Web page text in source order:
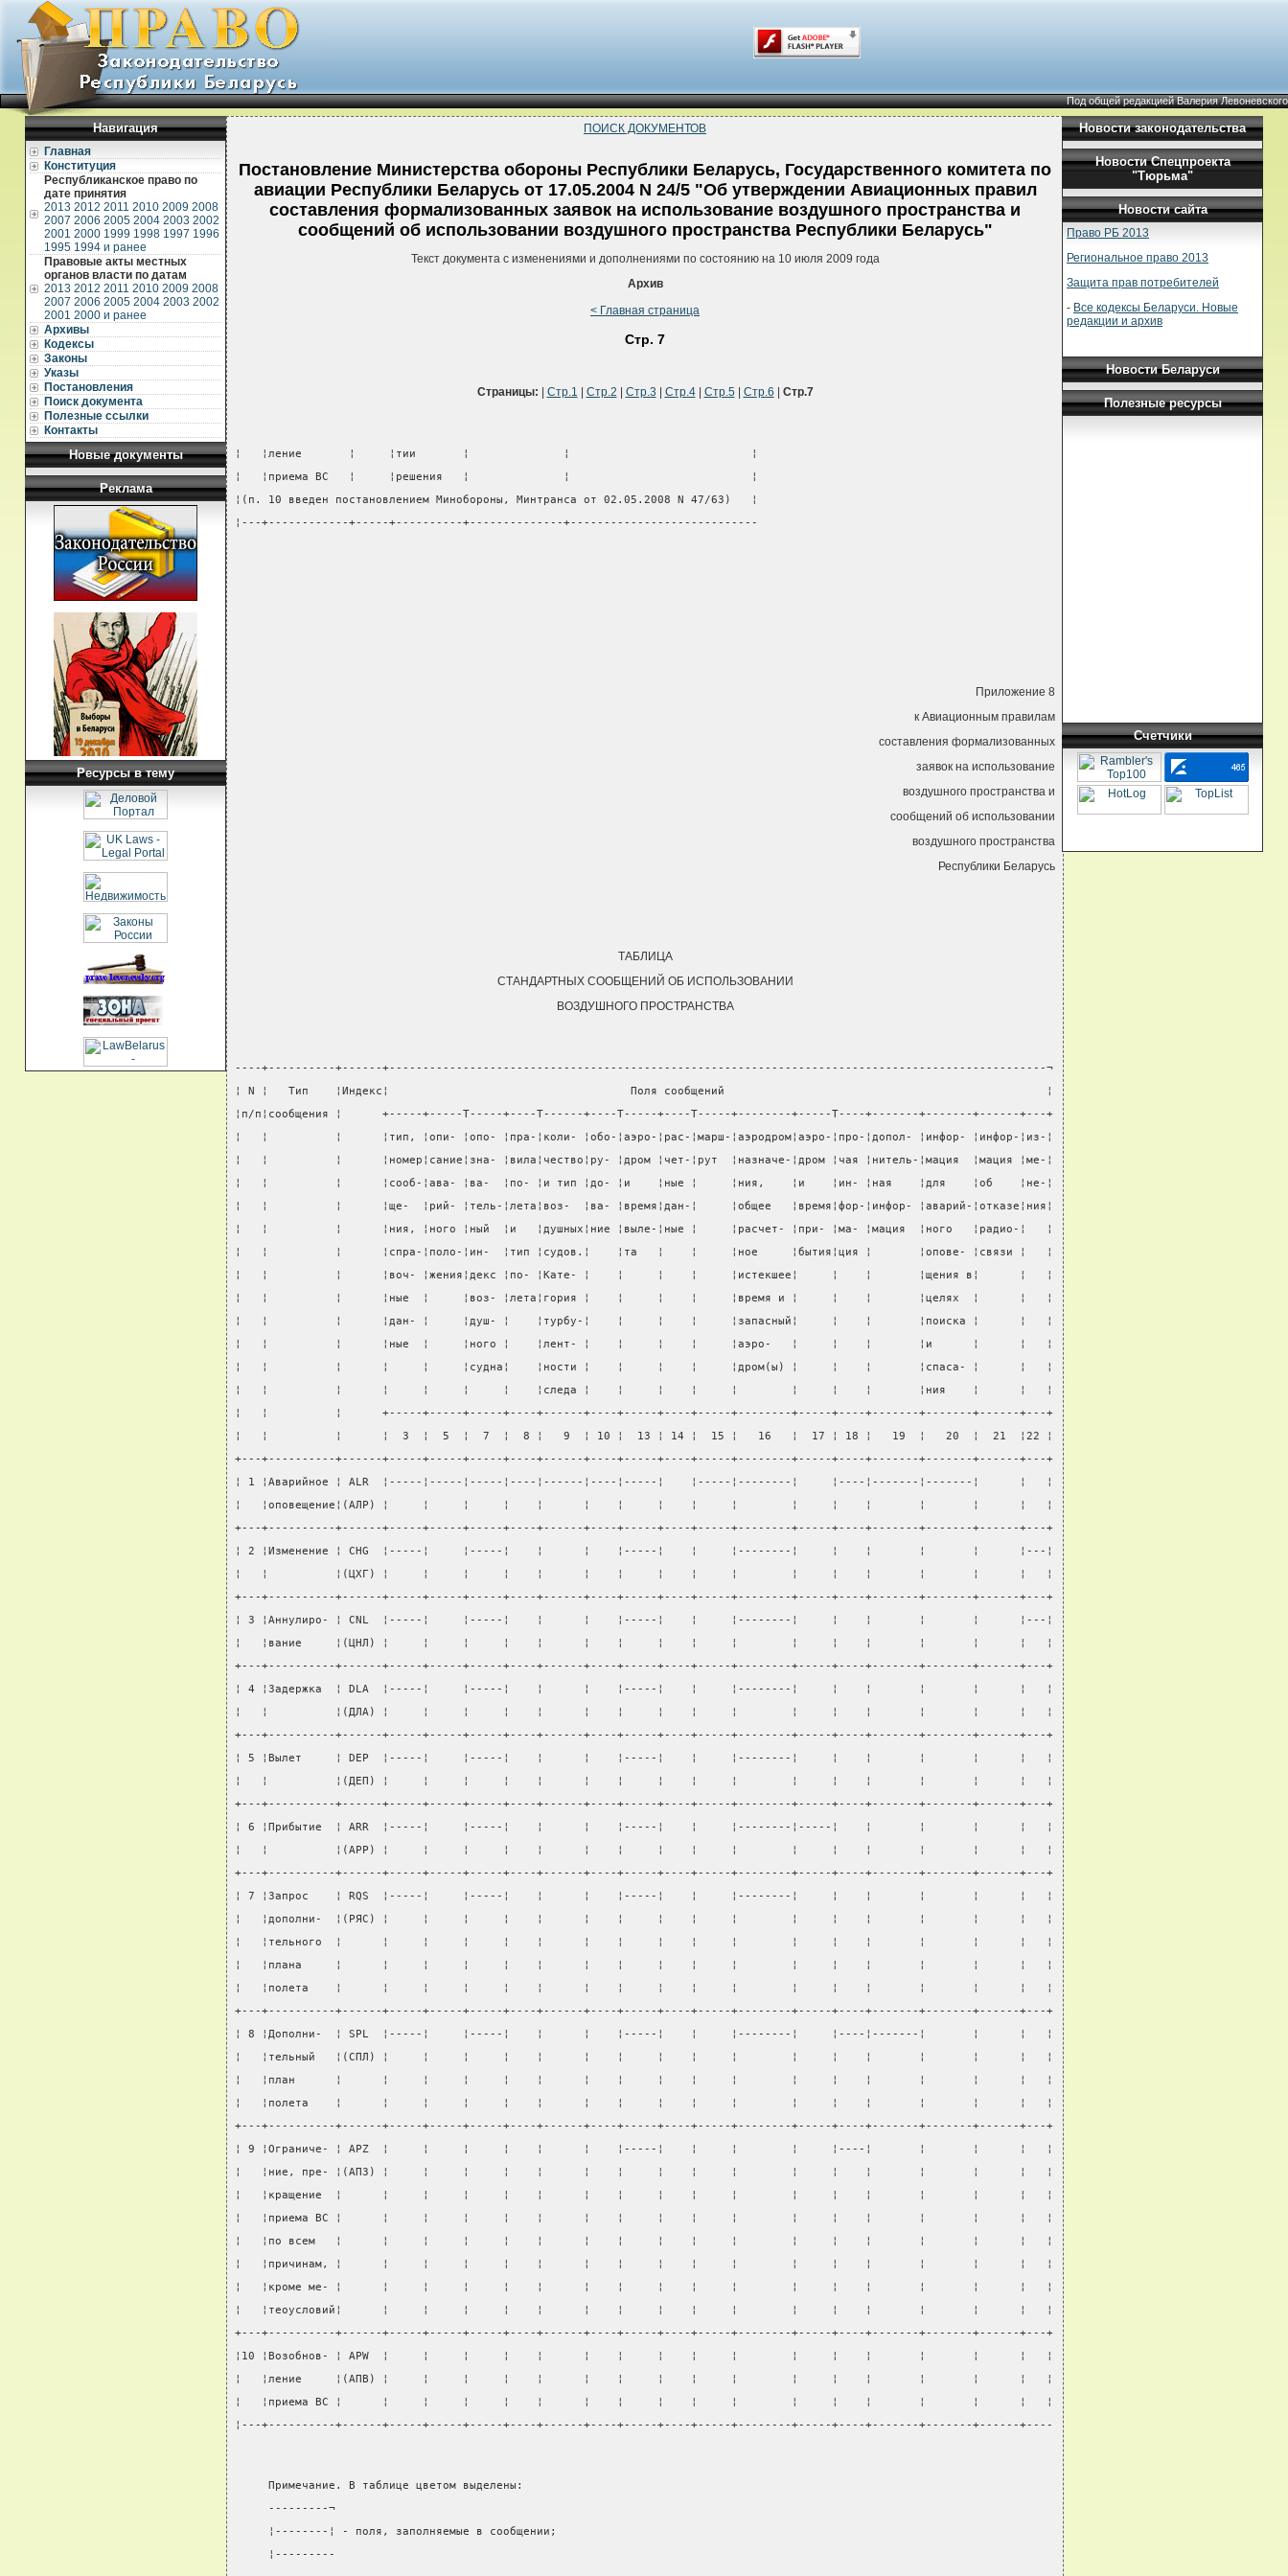
Под общей редакцией Валерия Левоневского
Навигация
Главная
Конституция
Республиканское право по
дате принятия
2013 2012 2011 2010 2009 2008
2007 2006 2005 2004 2003 2002
2001 2000 1999 1998 1997 1996
1995 1994 и ранее
Правовые акты местных
органов власти по датам
2013 2012 2011 2010 2009 2008
2007 2006 2005 2004 2003 2002
2001 2000 и ранее
Архивы
Кодексы
Законы
Указы
Постановления
Поиск документа
Полезные ссылки
Контакты
Новые документы
Реклама
Ресурсы в тему
ПОИСК ДОКУМЕНТОВ
Постановление Министерства обороны Республики Беларусь, Государственного комитета по
авиации Республики Беларусь от 17.05.2004 N 24/5 "Об утверждении Авиационных правил
составления формализованных заявок на использование воздушного пространства и
сообщений об использовании воздушного пространства Республики Беларусь"
Текст документа с изменениями и дополнениями по состоянию на 10 июля 2009 года
Архив
< Главная страница
Стр. 7
Страницы: Стр.1 Стр.2 Стр.3 Стр.4| Стр.5| Стр.6 Стр.7
¦   ¦ление       ¦     ¦тии       ¦              ¦                           ¦
¦   ¦приема ВС   ¦     ¦решения   ¦              ¦                           ¦
¦(п. 10 введен постановлением Минобороны, Минтранса от 02.05.2008 N 47/63)   ¦
¦---+------------+-----+----------+--------------+----------------------------
Приложение 8
к Авиационным правилам
составления формализованных
заявок на использование
воздушного пространства и
сообщений об использовании
воздушного пространства
Республики Беларусь
ТАБЛИЦА
СТАНДАРТНЫХ СООБЩЕНИЙ ОБ ИСПОЛЬЗОВАНИИ
ВОЗДУШНОГО ПРОСТРАНСТВА
----+----------+------+--------------------------------------------------------------------------------------------------¬
¦ N ¦   Тип    ¦Индекс¦                                    Поля сообщений                                                ¦
¦п/п¦сообщения ¦      +-----+-----T-----+----T------+----T-----+----T-----+--------+-----T----+-------+-------+------+---+
¦   ¦          ¦      ¦тип, ¦опи- ¦опо- ¦пра-¦коли- ¦обо-¦аэро-¦рас-¦марш-¦аэродром¦аэро-¦про-¦допол- ¦инфор- ¦инфор-¦из-¦
¦   ¦          ¦      ¦номер¦сание¦зна- ¦вила¦чество¦ру- ¦дром ¦чет-¦рут  ¦назначе-¦дром ¦чая ¦нитель-¦мация  ¦мация ¦ме-¦
¦   ¦          ¦      ¦сооб-¦ава- ¦ва-  ¦по- ¦и тип ¦до- ¦и    ¦ные ¦     ¦ния,    ¦и    ¦ин- ¦ная    ¦для    ¦об    ¦не-¦
¦   ¦          ¦      ¦ще-  ¦рий- ¦тель-¦лета¦воз-  ¦ва- ¦время¦дан-¦     ¦общее   ¦время¦фор-¦инфор- ¦аварий-¦отказе¦ния¦
¦   ¦          ¦      ¦ния, ¦ного ¦ный  ¦и   ¦душных¦ние ¦выле-¦ные ¦     ¦расчет- ¦при- ¦ма- ¦мация  ¦ного   ¦радио-¦   ¦
¦   ¦          ¦      ¦спра-¦поло-¦ин-  ¦тип ¦судов.¦    ¦та   ¦    ¦     ¦ное     ¦бытия¦ция ¦       ¦опове- ¦связи ¦   ¦
¦   ¦          ¦      ¦воч- ¦жения¦декс ¦по- ¦Кате- ¦    ¦     ¦    ¦     ¦истекшее¦     ¦    ¦       ¦щения в¦      ¦   ¦
¦   ¦          ¦      ¦ные  ¦     ¦воз- ¦лета¦гория ¦    ¦     ¦    ¦     ¦время и ¦     ¦    ¦       ¦целях  ¦      ¦   ¦
¦   ¦          ¦      ¦дан- ¦     ¦душ- ¦    ¦турбу-¦    ¦     ¦    ¦     ¦запасный¦     ¦    ¦       ¦поиска ¦      ¦   ¦
¦   ¦          ¦      ¦ные  ¦     ¦ного ¦    ¦лент- ¦    ¦     ¦    ¦     ¦аэро-   ¦     ¦    ¦       ¦и      ¦      ¦   ¦
¦   ¦          ¦      ¦     ¦     ¦судна¦    ¦ности ¦    ¦     ¦    ¦     ¦дром(ы) ¦     ¦    ¦       ¦спаса- ¦      ¦   ¦
¦   ¦          ¦      ¦     ¦     ¦     ¦    ¦следа ¦    ¦     ¦    ¦     ¦        ¦     ¦    ¦       ¦ния    ¦      ¦   ¦
¦   ¦          ¦      +-----+-----+-----+----+------+----+-----+----+-----+--------+-----+----+-------+-------+------+---+
¦   ¦          ¦      ¦  3  ¦  5  ¦  7  ¦  8 ¦   9  ¦ 10 ¦  13 ¦ 14 ¦  15 ¦   16   ¦  17 ¦ 18 ¦   19  ¦   20  ¦  21  ¦22 ¦
+---+----------+------+-----+-----+-----+----+------+----+-----+----+-----+--------+-----+----+-------+-------+------+---+
¦ 1 ¦Аварийное ¦ ALR  ¦-----¦-----¦-----¦----¦------¦----¦-----¦    ¦-----¦--------¦     ¦----¦-------¦-------¦      ¦   ¦
¦   ¦оповещение¦(АЛР) ¦     ¦     ¦     ¦    ¦      ¦    ¦     ¦    ¦     ¦        ¦     ¦    ¦       ¦       ¦      ¦   ¦
+---+----------+------+-----+-----+-----+----+------+----+-----+----+-----+--------+-----+----+-------+-------+------+---+
¦ 2 ¦Изменение ¦ CHG  ¦-----¦     ¦-----¦    ¦      ¦    ¦-----¦    ¦     ¦--------¦     ¦    ¦       ¦       ¦      ¦---¦
¦   ¦          ¦(ЦХГ) ¦     ¦     ¦     ¦    ¦      ¦    ¦     ¦    ¦     ¦        ¦     ¦    ¦       ¦       ¦      ¦   ¦
+---+----------+------+-----+-----+-----+----+------+----+-----+----+-----+--------+-----+----+-------+-------+------+---+
¦ 3 ¦Аннулиро- ¦ CNL  ¦-----¦     ¦-----¦    ¦      ¦    ¦-----¦    ¦     ¦--------¦     ¦    ¦       ¦       ¦      ¦---¦
¦   ¦вание     ¦(ЦНЛ) ¦     ¦     ¦     ¦    ¦      ¦    ¦     ¦    ¦     ¦        ¦     ¦    ¦       ¦       ¦      ¦   ¦
+---+----------+------+-----+-----+-----+----+------+----+-----+----+-----+--------+-----+----+-------+-------+------+---+
¦ 4 ¦Задержка  ¦ DLA  ¦-----¦     ¦-----¦    ¦      ¦    ¦-----¦    ¦     ¦--------¦     ¦    ¦       ¦       ¦      ¦   ¦
¦   ¦          ¦(ДЛА) ¦     ¦     ¦     ¦    ¦      ¦    ¦     ¦    ¦     ¦        ¦     ¦    ¦       ¦       ¦      ¦   ¦
+---+----------+------+-----+-----+-----+----+------+----+-----+----+-----+--------+-----+----+-------+-------+------+---+
¦ 5 ¦Вылет     ¦ DEP  ¦-----¦     ¦-----¦    ¦      ¦    ¦-----¦    ¦     ¦--------¦     ¦    ¦       ¦       ¦      ¦   ¦
¦   ¦          ¦(ДЕП) ¦     ¦     ¦     ¦    ¦      ¦    ¦     ¦    ¦     ¦        ¦     ¦    ¦       ¦       ¦      ¦   ¦
+---+----------+------+-----+-----+-----+----+------+----+-----+----+-----+--------+-----+----+-------+-------+------+---+
¦ 6 ¦Прибытие  ¦ ARR  ¦-----¦     ¦-----¦    ¦      ¦    ¦-----¦    ¦     ¦--------¦-----¦    ¦       ¦       ¦      ¦   ¦
¦   ¦          ¦(АРР) ¦     ¦     ¦     ¦    ¦      ¦    ¦     ¦    ¦     ¦        ¦     ¦    ¦       ¦       ¦      ¦   ¦
+---+----------+------+-----+-----+-----+----+------+----+-----+----+-----+--------+-----+----+-------+-------+------+---+
¦ 7 ¦Запрос    ¦ RQS  ¦-----¦     ¦-----¦    ¦      ¦    ¦-----¦    ¦     ¦--------¦     ¦    ¦       ¦       ¦      ¦   ¦
¦   ¦дополни-  ¦(РЯС) ¦     ¦     ¦     ¦    ¦      ¦    ¦     ¦    ¦     ¦        ¦     ¦    ¦       ¦       ¦      ¦   ¦
¦   ¦тельного  ¦      ¦     ¦     ¦     ¦    ¦      ¦    ¦     ¦    ¦     ¦        ¦     ¦    ¦       ¦       ¦      ¦   ¦
¦   ¦плана     ¦      ¦     ¦     ¦     ¦    ¦      ¦    ¦     ¦    ¦     ¦        ¦     ¦    ¦       ¦       ¦      ¦   ¦
¦   ¦полета    ¦      ¦     ¦     ¦     ¦    ¦      ¦    ¦     ¦    ¦     ¦        ¦     ¦    ¦       ¦       ¦      ¦   ¦
+---+----------+------+-----+-----+-----+----+------+----+-----+----+-----+--------+-----+----+-------+-------+------+---+
¦ 8 ¦Дополни-  ¦ SPL  ¦-----¦     ¦-----¦    ¦      ¦    ¦-----¦    ¦     ¦--------¦     ¦----¦-------¦       ¦      ¦   ¦
¦   ¦тельный   ¦(СПЛ) ¦     ¦     ¦     ¦    ¦      ¦    ¦     ¦    ¦     ¦        ¦     ¦    ¦       ¦       ¦      ¦   ¦
¦   ¦план      ¦      ¦     ¦     ¦     ¦    ¦      ¦    ¦     ¦    ¦     ¦        ¦     ¦    ¦       ¦       ¦      ¦   ¦
¦   ¦полета    ¦      ¦     ¦     ¦     ¦    ¦      ¦    ¦     ¦    ¦     ¦        ¦     ¦    ¦       ¦       ¦      ¦   ¦
+---+----------+------+-----+-----+-----+----+------+----+-----+----+-----+--------+-----+----+-------+-------+------+---+
¦ 9 ¦Ограниче- ¦ APZ  ¦     ¦     ¦     ¦    ¦      ¦    ¦-----¦    ¦     ¦        ¦     ¦----¦       ¦       ¦      ¦   ¦
¦   ¦ние, пре- ¦(АПЗ) ¦     ¦     ¦     ¦    ¦      ¦    ¦     ¦    ¦     ¦        ¦     ¦    ¦       ¦       ¦      ¦   ¦
¦   ¦кращение  ¦      ¦     ¦     ¦     ¦    ¦      ¦    ¦     ¦    ¦     ¦        ¦     ¦    ¦       ¦       ¦      ¦   ¦
¦   ¦приема ВС ¦      ¦     ¦     ¦     ¦    ¦      ¦    ¦     ¦    ¦     ¦        ¦     ¦    ¦       ¦       ¦      ¦   ¦
¦   ¦по всем   ¦      ¦     ¦     ¦     ¦    ¦      ¦    ¦     ¦    ¦     ¦        ¦     ¦    ¦       ¦       ¦      ¦   ¦
¦   ¦причинам, ¦      ¦     ¦     ¦     ¦    ¦      ¦    ¦     ¦    ¦     ¦        ¦     ¦    ¦       ¦       ¦      ¦   ¦
¦   ¦кроме ме- ¦      ¦     ¦     ¦     ¦    ¦      ¦    ¦     ¦    ¦     ¦        ¦     ¦    ¦       ¦       ¦      ¦   ¦
¦   ¦теоусловий¦      ¦     ¦     ¦     ¦    ¦      ¦    ¦     ¦    ¦     ¦        ¦     ¦    ¦       ¦       ¦      ¦   ¦
+---+----------+------+-----+-----+-----+----+------+----+-----+----+-----+--------+-----+----+-------+-------+------+---+
¦10 ¦Возобнов- ¦ APW  ¦     ¦     ¦     ¦    ¦      ¦    ¦     ¦    ¦     ¦        ¦     ¦    ¦       ¦       ¦      ¦   ¦
¦   ¦ление     ¦(АПВ) ¦     ¦     ¦     ¦    ¦      ¦    ¦     ¦    ¦     ¦        ¦     ¦    ¦       ¦       ¦      ¦   ¦
¦   ¦приема ВС ¦      ¦     ¦     ¦     ¦    ¦      ¦    ¦     ¦    ¦     ¦        ¦     ¦    ¦       ¦       ¦      ¦   ¦
¦---+----------+------+-----+-----+-----+----+------+----+-----+----+-----+--------+-----+----+-------+-------+------+----
     Примечание. В таблице цветом выделены:
     ---------¬
     ¦--------¦ - поля, заполняемые в сообщении;
     ¦---------
Новости законодательства
Новости Спецпроекта
"Тюрьма"
Новости сайта
Право РБ 2013
Региональное право 2013
Защита прав потребителей
- Все кодексы Беларуси. Новые
редакции и архив
Новости Беларуси
Полезные ресурсы
Счетчики